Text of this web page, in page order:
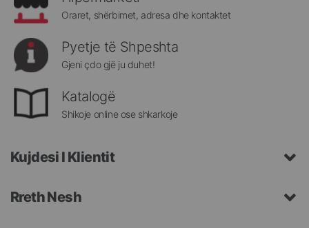
Oraret, shërbimet, adresa dhe kontaktet
Pyetje të Shpeshta
Gjeni çdo gjë ju duhet!
Katalogë
Shikoje online ose shkarkoje
Kujdesi I Klientit
Rreth Nesh